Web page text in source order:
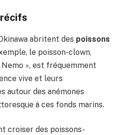
abritent des poissons
le poisson-clown,
», est fréquemment
vive et leurs
autour des anémones
à ces fonds marins.
croiser des poissons-